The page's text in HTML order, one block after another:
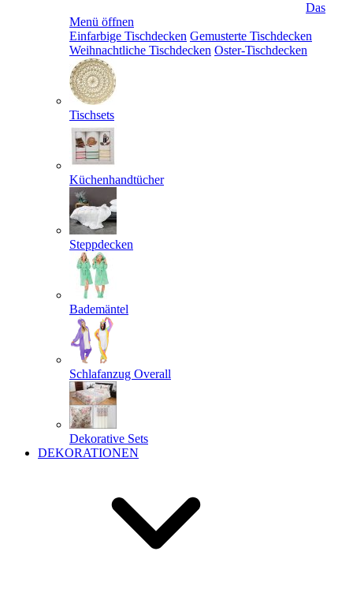
Das
Menü öffnen
Einfarbige Tischdecken Gemusterte Tischdecken
Weihnachtliche Tischdecken Oster-Tischdecken
Tischsets
Küchenhandtücher
Steppdecken
Bademäntel
Schlafanzug Overall
Dekorative Sets
DEKORATIONEN